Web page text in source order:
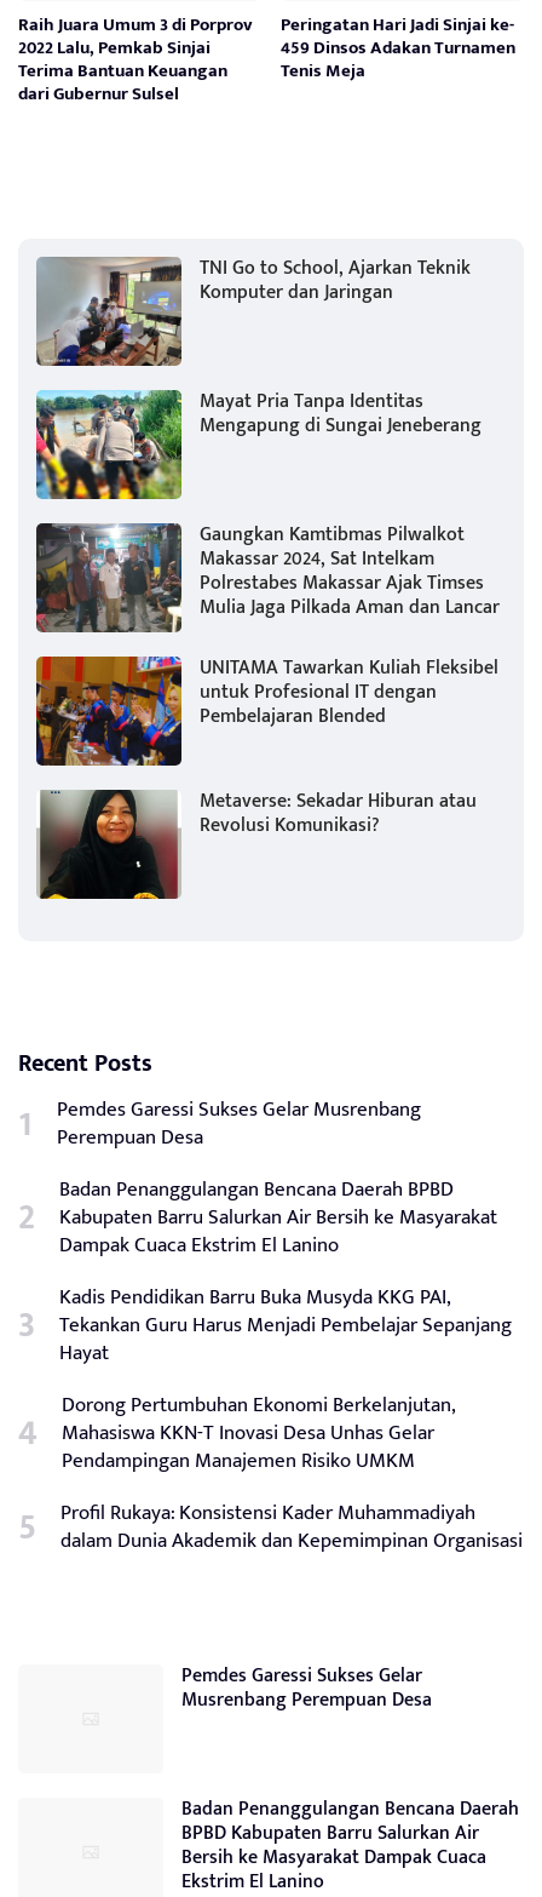
Raih Juara Umum 3 di Porprov
2022 Lalu, Pemkab Sinjai
Terima Bantuan Keuangan
dari Gubernur Sulsel
Peringatan Hari Jadi Sinjai ke-
459 Dinsos Adakan Turnamen
Tenis Meja
TNI Go to School, Ajarkan Teknik
Komputer dan Jaringan
Mayat Pria Tanpa Identitas
Mengapung di Sungai Jeneberang
Gaungkan Kamtibmas Pilwalkot
Makassar 2024, Sat Intelkam
Polrestabes Makassar Ajak Timses
Mulia Jaga Pilkada Aman dan Lancar
UNITAMA Tawarkan Kuliah Fleksibel
untuk Profesional IT dengan
Pembelajaran Blended
Metaverse: Sekadar Hiburan atau
Revolusi Komunikasi?
Recent Posts
Pemdes Garessi Sukses Gelar Musrenbang
Perempuan Desa
Badan Penanggulangan Bencana Daerah BPBD
Kabupaten Barru Salurkan Air Bersih ke Masyarakat
Dampak Cuaca Ekstrim El Lanino
Kadis Pendidikan Barru Buka Musyda KKG PAI,
Tekankan Guru Harus Menjadi Pembelajar Sepanjang
Hayat
Dorong Pertumbuhan Ekonomi Berkelanjutan,
Mahasiswa KKN-T Inovasi Desa Unhas Gelar
Pendampingan Manajemen Risiko UMKM
Profil Rukaya: Konsistensi Kader Muhammadiyah
dalam Dunia Akademik dan Kepemimpinan Organisasi
Pemdes Garessi Sukses Gelar
Musrenbang Perempuan Desa
Badan Penanggulangan Bencana Daerah
BPBD Kabupaten Barru Salurkan Air
Bersih ke Masyarakat Dampak Cuaca
Ekstrim El Lanino